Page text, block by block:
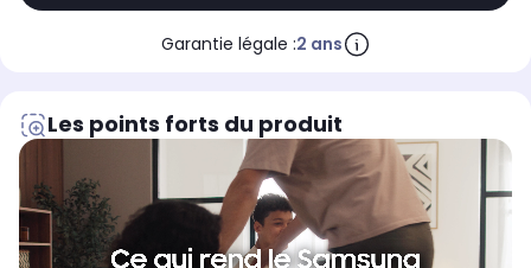
Garantie légale :2 ans
Les points forts du produit